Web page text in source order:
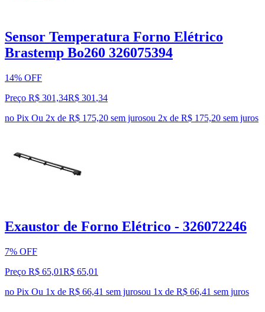
Sensor Temperatura Forno Elétrico
Brastemp Bo260 326075394
14% OFF
Preço R$ 301,34R$ 301 ,34
no Pix Ou 2x de R$ 175,20 sem jurosou 2x de R$ 175,20 sem juros
Exaustor de Forno Elétrico - 326072246
7% OFF
Preço R$ 65,01R$ 65,01
no Pix Ou 1x de R$ 66,41 sem jurosou 1x de R$ 66,41 sem juros